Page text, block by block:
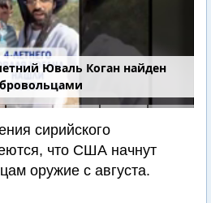
Юваль Коган найден
сирийского
что США начнут
оружие с августа.